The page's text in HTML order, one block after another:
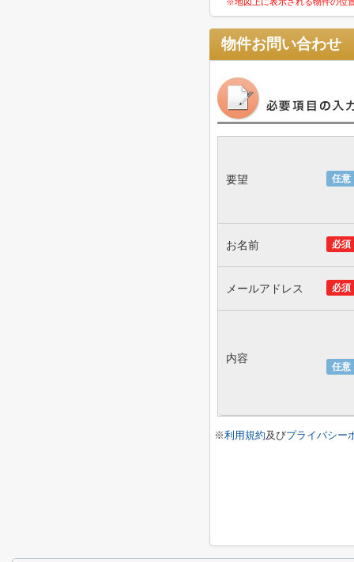
物件お問い合わせ
任意
要望
必須
お名前
必須
メールアドレス
任意
内容
※利用規約及びプライバシー